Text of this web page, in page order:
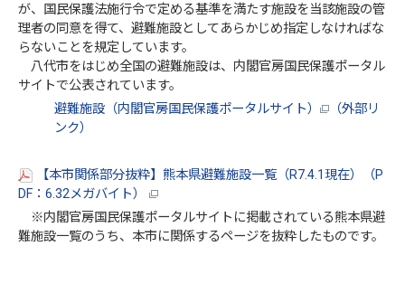
が、国民保護法施行令で定める基準を満たす施設を当該施設の管
理者の同意を得て、避難施設としてあらかじめ指定しなければな
らないことを規定しています。
八代市をはじめ全国の避難施設は、内閣官房国民保護ポータル
サイトで公表されています。
避難施設（内閣官房国民保護ポータルサイト）
（外部リ
ンク）
【本市関係部分抜粋】熊本県避難施設一覧（R7.4.1現在）（P
DF：6.32メガバイト）
※内閣官房国民保護ポータルサイトに掲載されている熊本県避
難施設一覧のうち、本市に関係するページを抜粋したものです。